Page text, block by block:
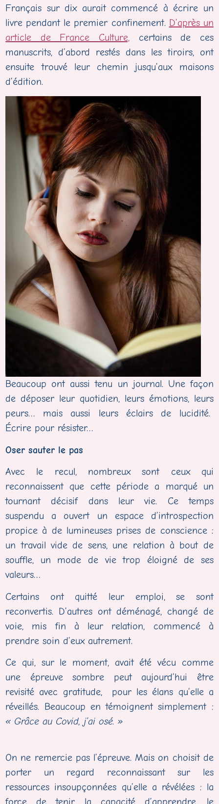
Français sur dix aurait commencé à écrire un
livre pendant le premier confinement. D’après un
article de France Culture, certains de ces
manuscrits, d’abord restés dans les tiroirs, ont
ensuite trouvé leur chemin jusqu’aux maisons
d’édition.
Beaucoup ont aussi tenu un journal. Une façon
de déposer leur quotidien, leurs émotions, leurs
peurs… mais aussi leurs éclairs de lucidité.
Écrire pour résister…
Oser sauter le pas
Avec le recul, nombreux sont ceux qui
reconnaissent que cette période a marqué un
tournant décisif dans leur vie. Ce temps
suspendu a ouvert un espace d’introspection
propice à de lumineuses prises de conscience :
un travail vide de sens, une relation à bout de
souffle, un mode de vie trop éloigné de ses
valeurs…
Certains ont quitté leur emploi, se sont
reconvertis. D’autres ont déménagé, changé de
voie, mis fin à leur relation, commencé à
prendre soin d’eux autrement.
Ce qui, sur le moment, avait été vécu comme
une épreuve sombre peut aujourd’hui être
revisité avec gratitude, pour les élans qu’elle a
réveillés. Beaucoup en témoignent simplement :
« Grâce au Covid, j’ai osé. »
On ne remercie pas l’épreuve. Mais on choisit de
porter un regard reconnaissant sur les
ressources insoupçonnées qu’elle a révélées : la